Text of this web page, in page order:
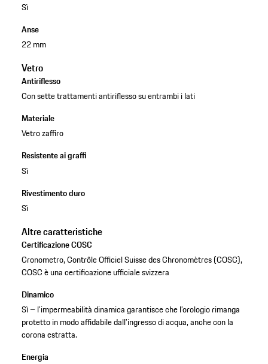
Sì
Anse
22 mm
Vetro
Antiriflesso
Con sette trattamenti antiriflesso su entrambi i lati
Materiale
Vetro zaffiro
Resistente ai graffi
Sì
Rivestimento duro
Sì
Altre caratteristiche
Certificazione COSC
Cronometro, Contrôle Officiel Suisse des Chronomètres (COSC),
COSC è una certificazione ufficiale svizzera
Dinamico
Sì – l’impermeabilità dinamica garantisce che l’orologio rimanga
protetto in modo affidabile dall’ingresso di acqua, anche con la
corona estratta.
Energia